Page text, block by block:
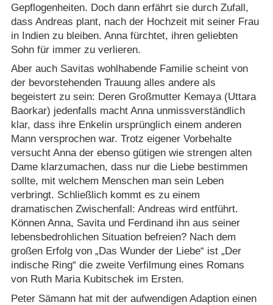
Gepflogenheiten. Doch dann erfährt sie durch Zufall,
dass Andreas plant, nach der Hochzeit mit seiner Frau
in Indien zu bleiben. Anna fürchtet, ihren geliebten
Sohn für immer zu verlieren.
Aber auch Savitas wohlhabende Familie scheint von
der bevorstehenden Trauung alles andere als
begeistert zu sein: Deren Großmutter Kemaya (Uttara
Baorkar) jedenfalls macht Anna unmissverständlich
klar, dass ihre Enkelin ursprünglich einem anderen
Mann versprochen war. Trotz eigener Vorbehalte
versucht Anna der ebenso gütigen wie strengen alten
Dame klarzumachen, dass nur die Liebe bestimmen
sollte, mit welchem Menschen man sein Leben
verbringt. Schließlich kommt es zu einem
dramatischen Zwischenfall: Andreas wird entführt.
Können Anna, Savita und Ferdinand ihn aus seiner
lebensbedrohlichen Situation befreien? Nach dem
großen Erfolg von „Das Wunder der Liebe“ ist „Der
indische Ring“ die zweite Verfilmung eines Romans
von Ruth Maria Kubitschek im Ersten.
Peter Sämann hat mit der aufwendigen Adaption einen